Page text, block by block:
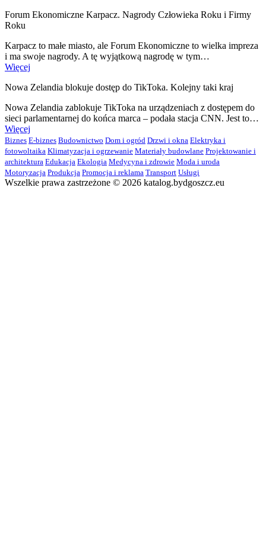
Forum Ekonomiczne Karpacz. Nagrody Człowieka Roku i Firmy
Roku
Karpacz to małe miasto, ale Forum Ekonomiczne to wielka impreza
i ma swoje nagrody. A tę wyjątkową nagrodę w tym…
Więcej
Nowa Zelandia blokuje dostęp do TikToka. Kolejny taki kraj
Nowa Zelandia zablokuje TikToka na urządzeniach z dostępem do
sieci parlamentarnej do końca marca – podała stacja CNN. Jest to…
Więcej
Biznes E-biznes Budownictwo Dom i ogród Drzwi i okna Elektryka i
fotowoltaika Klimatyzacja i ogrzewanie Materiały budowlane Projektowanie i
architektura Edukacja Ekologia Medycyna i zdrowie Moda i uroda
Motoryzacja Produkcja Promocja i reklama Transport Usługi
Wszelkie prawa zastrzeżone © 2026 katalog.bydgoszcz.eu